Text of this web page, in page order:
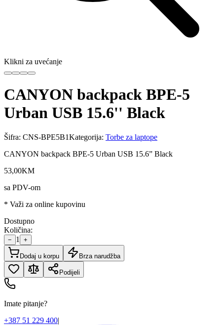
Klikni za uvećanje
CANYON backpack BPE-5
Urban USB 15.6'' Black
Šifra: CNS-BPE5B1Kategorija: Torbe za laptope
CANYON backpack BPE-5 Urban USB 15.6” Black
53,00KM
sa PDV-om
* Važi za online kupovinu
Dostupno
Količina:
− 1 +
Dodaj u korpu Brza narudžba
Podijeli
Imate pitanje?
+387 51 229 400|